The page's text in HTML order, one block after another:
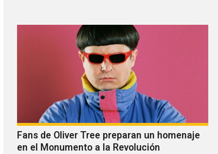
mezcla de post-punk, coldwave y letras
profundamente melancólicas.
Fans de Oliver Tree preparan un homenaje
en el Monumento a la Revolución